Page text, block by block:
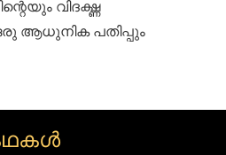
വിദഗ്ദ്ധ
ആധുനിക പതിപ്പും